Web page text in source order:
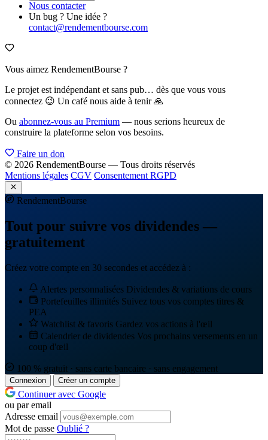
Nous contacter
Un bug ? Une idée ?
contact@rendementbourse.com
Vous aimez RendementBourse ?
Le projet est indépendant et sans pub… dès que vous vous
connectez 😉 Un café nous aide à tenir 🙏
Ou abonnez-vous au Premium — nous serions heureux de
construire la plateforme selon vos besoins.
Faire un don
© 2026 RendementBourse — Tous droits réservés
Mentions légales CGV Consentement RGPD
RendementBourse
Tout pour suivre vos dividendes —
gratuitement
Créez votre compte en 30 secondes et accédez à :
Alertes personnalisées Dividendes & variations de cours
Portefeuilles illimités Suivez tous vos comptes titres &
PEA
Watchlist & favoris Gardez vos actions à l'œil
Calendrier de dividendes Vos prochains versements en un
coup d'œil
100 % gratuit · sans carte bancaire · sans engagement
Connexion Créer un compte
Continuer avec Google
ou par email
Adresse email
Mot de passe Oublié ?